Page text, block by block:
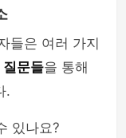
들은 여러 가지
질문들을 통해
.
있나요?